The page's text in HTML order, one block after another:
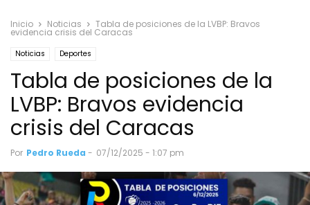
Inicio Noticias Tabla de posiciones de la LVBP: Bravos
evidencia crisis del Caracas
Noticias Deportes
Tabla de posiciones de la
LVBP: Bravos evidencia
crisis del Caracas
Por Pedro Rueda - 07/12/2025 - 1:07 pm